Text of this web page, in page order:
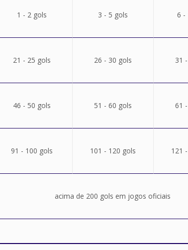
1 - 2 gols 3 - 5 gols 6 -
21 - 25 gols 26 - 30 gols 31
46 - 50 gols 51 - 60 gols 61
91 - 100 gols 101 - 120 gols 121
acima de 200 gols em jogos oficiais